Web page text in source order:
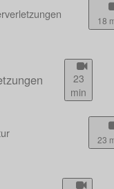
18
23
min
23